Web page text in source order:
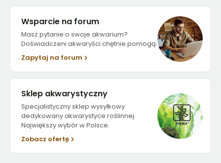
Wsparcie na forum
Masz pytanie o swoje akwarium?
Doświadczeni akwaryści chętnie pomogą.
Zapytaj na forum
Sklep akwarystyczny
Specjalistyczny sklep wysyłkowy
dedykowany akwarystyce roślinnej.
Największy wybór w Polsce.
Zobacz ofertę